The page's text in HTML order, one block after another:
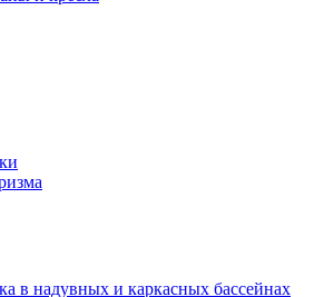
в надувных и каркасных бассейнах